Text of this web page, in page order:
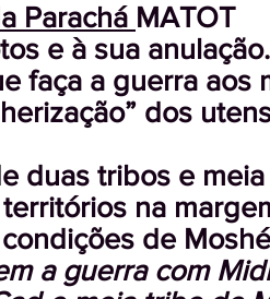
Parachá MATOT
e à sua anulação.
faça a guerra aos
dos
duas tribos e
na
de
a guerra com